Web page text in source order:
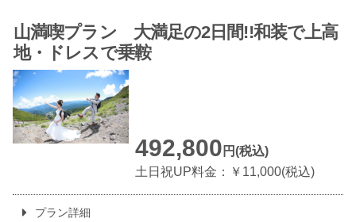
山満喫プラン 大満足の2日間!!和装で上高
地・ドレスで乗鞍
492,800 円(税込)
土日祝UP料金：￥11,000(税込)
プラン詳細